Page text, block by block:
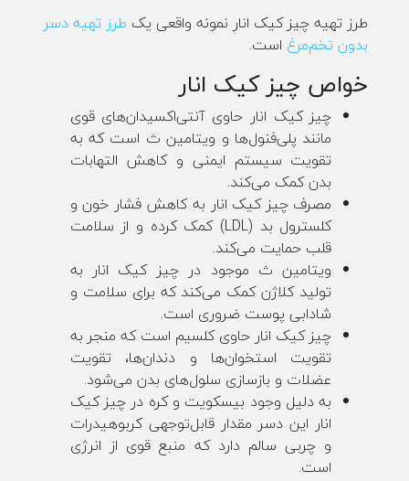
طرز تهیه چیز کیک انار نمونه واقعی یک طرز تهیه دسر
بدون تخم‌مرغ است.
خواص چیز کیک انار
چیز کیک انار حاوی آنتی‌اکسیدان‌های قوی
مانند پلی‌فنول‌ها و ویتامین ث است که به
تقویت سیستم ایمنی و کاهش التهابات
بدن کمک می‌کند.
مصرف چیز کیک انار به کاهش فشار خون و
کلسترول بد (LDL) کمک کرده و از سلامت
قلب حمایت می‌کند.
ویتامین ث موجود در چیز کیک انار به
تولید کلاژن کمک می‌کند که برای سلامت و
شادابی پوست ضروری است.
چیز کیک انار حاوی کلسیم است که منجر به
تقویت استخوان‌ها و دندان‌ها، تقویت
عضلات و بازسازی سلول‌های بدن می‌شود.
به دلیل وجود بیسکویت و کره در چیز کیک
انار این دسر مقدار قابل‌توجهی کربوهیدرات
و چربی سالم دارد که منبع قوی از انرژی
است.